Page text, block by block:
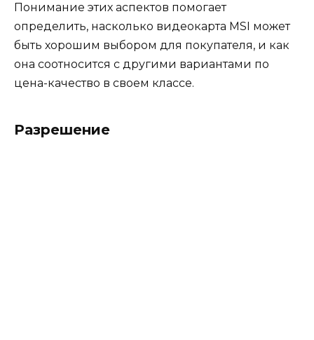
Понимание этих аспектов помогает
определить, насколько видеокарта MSI может
быть хорошим выбором для покупателя, и как
она соотносится с другими вариантами по
цена-качество в своем классе.
Разрешение